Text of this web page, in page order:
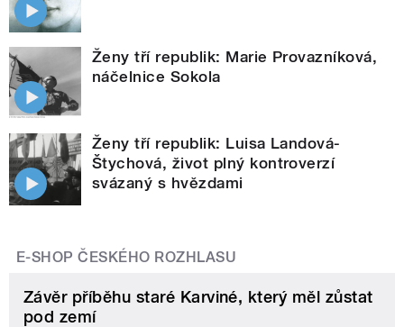
Ženy tří republik: Marie Provazníková,
náčelnice Sokola
Ženy tří republik: Luisa Landová-
Štychová, život plný kontroverzí
svázaný s hvězdami
E-SHOP ČESKÉHO ROZHLASU
Závěr příběhu staré Karviné, který měl zůstat
pod zemí